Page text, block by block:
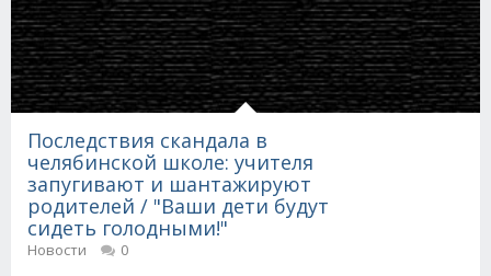
Последствия скандала в
челябинской школе: учителя
запугивают и шантажируют
родителей / "Ваши дети будут
сидеть голодными!"
Новости
0